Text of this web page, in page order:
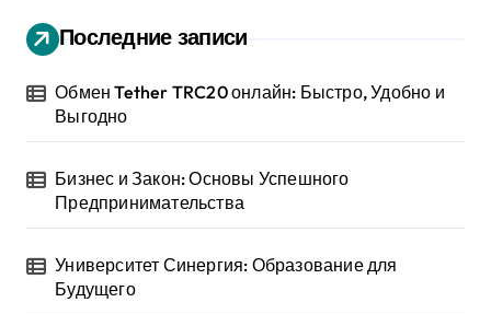
Последние записи
Обмен Tether TRC20 онлайн: Быстро, Удобно и
Выгодно
Бизнес и Закон: Основы Успешного
Предпринимательства
Университет Синергия: Образование для
Будущего